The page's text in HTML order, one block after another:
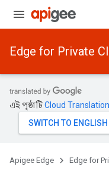
Edge for Private
এই পৃষ্ঠাটিCloud Translation
Apigee Edge Edge for